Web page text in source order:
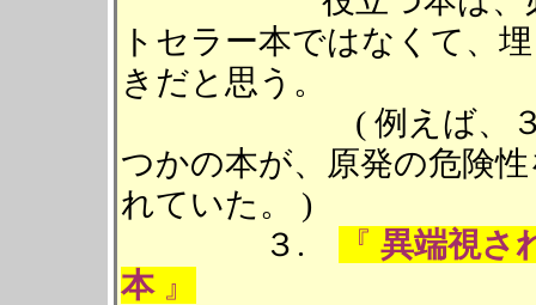
トセラー本ではなくて、
きだと思う。
( 例えば、３．１
つかの本が、原発の危険
れていた。 )
３.
『 異端視さ
本』